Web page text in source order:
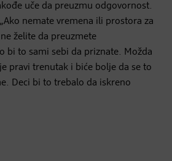
uče da preuzmu odgovornost.
nemate vremena ili prostora za
želite da preuzmete
bi to sami sebi da priznate. Možda
pravi trenutak i biće bolje da se to
Deci bi to trebalo da iskreno